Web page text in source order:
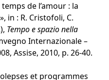
temps de l’amour : la
in : R. Cristofoli, C.
Tempo e spazio nella
Internazionale –
Assise, 2010, p. 26-40.
et programmes